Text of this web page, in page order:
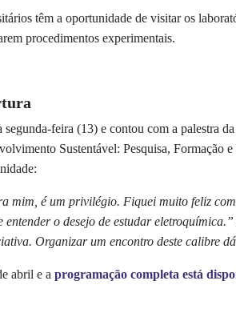
têm a oportunidade de visitar os
procedimentos experimentais.
feira (13) e contou com a palestra
Sustentável: Pesquisa, Formação
mim, é um privilégio. Fiquei muito feliz
entender o desejo de estudar
Organizar um encontro deste calibre
abril e a programação completa está